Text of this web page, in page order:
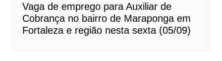
Vaga de emprego para Auxiliar de
Cobrança no bairro de Maraponga em
Fortaleza e região nesta sexta (05/09)